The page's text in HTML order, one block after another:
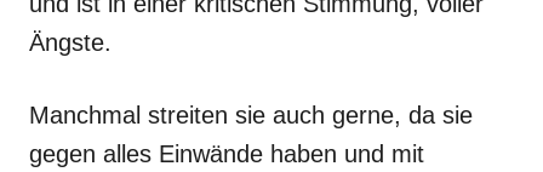
Ängste.
Manchmal streiten sie auch gerne, da sie
gegen alles Einwände haben und mit